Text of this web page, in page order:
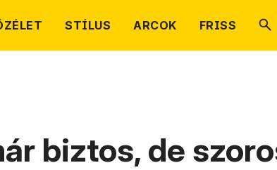
STÍLUS ARCOK FRISS
biztos, de